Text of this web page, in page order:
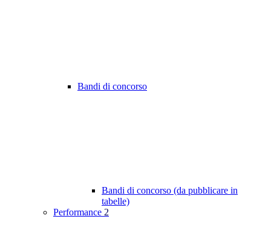
Bandi di concorso
Bandi di concorso (da pubblicare in
tabelle)
Performance 2